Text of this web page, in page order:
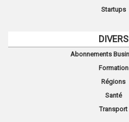
Startups
DIVERS
Abonnements
Formation
Régions
Santé
Transport